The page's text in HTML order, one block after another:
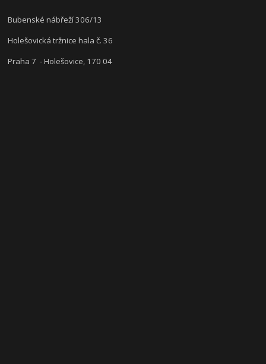
Bubenské nábřeží 306/13
Holešovická tržnice hala č. 36
Praha 7 - Holešovice, 170 04